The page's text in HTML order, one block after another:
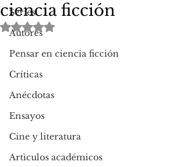
Series
Autores
Pensar en ciencia ficción
Críticas
Anécdotas
Ensayos
Cine y literatura
Artìculos académicos
ciencia ficción
Obtuvo NaN de 5 estrellas.